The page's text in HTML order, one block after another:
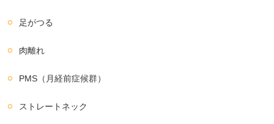
足がつる
肉離れ
PMS（月経前症候群）
ストレートネック